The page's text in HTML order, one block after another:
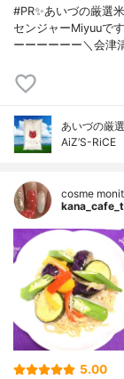
#PR✨あいづの厳選
センジャーMiyuuで
ーーーーーー＼会津
あいづの厳
AiZ’S-RiCE
cosme
5.00